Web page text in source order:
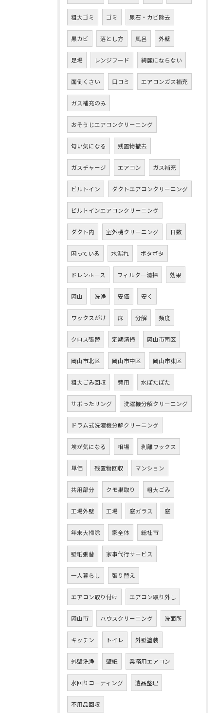
粗大ゴミ ゴミ 尿石・カビ除去
黒カビ 落とし方 風呂 外壁
足場 レンジフード 綺麗にならない
面倒くさい 口コミ エアコンガス補充
ガス補充のみ
おそうじエアコンクリーニング
匂い気になる 残置物撤去
ガスチャージ エアコン ガス補充
ビルトイン ダクトエアコンクリーニング
ビルトインエアコンクリーニング
ダクト内 室外機クリーニング 日数
困っている 水漏れ ポタポタ
ドレンホース フィルター清掃 効果
岡山 洗浄 安価 安く
ワックスがけ 床 分解 頻度
クロス張替 定期清掃 岡山市南区
岡山市北区 岡山市中区 岡山市東区
粗大ごみ回収 費用 水ぽたぽた
サボったリング 洗濯機分解クリーニング
ドラム式洗濯機分解クリーニング
埃が気になる 相場 剥離ワックス
単価 残置物回収 マンション
共用部分 クモ巣取り 粗大ごみ
工場外壁 工場 窓ガラス 窓
年末大掃除 家全体 総社市
壁紙張替 家事代行サービス
一人暮らし 張り替え
エアコン取り付け エアコン取り外し
岡山市 ハウスクリーニング 洗面所
キッチン トイレ 外壁塗装
外壁洗浄 壁紙 業務用エアコン
水回りコーティング 遺品整理
不用品回収